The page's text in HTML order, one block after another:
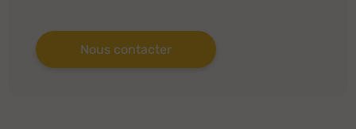
Nous contacter